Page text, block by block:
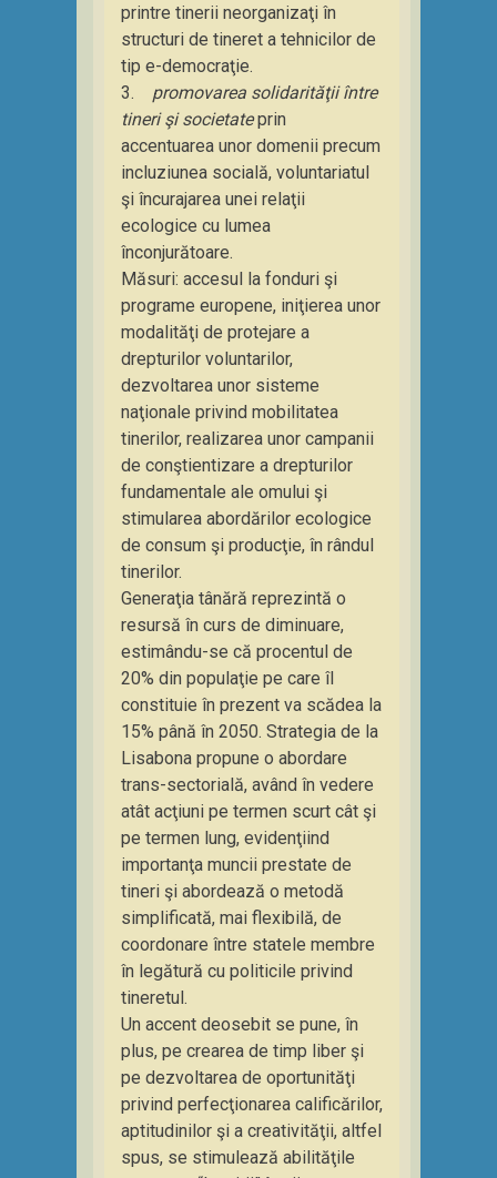
printre tinerii neorganizaţi în
structuri de tineret a tehnicilor de
tip e-democraţie.
3. promovarea solidarităţii între
tineri şi societateprin
accentuarea unor domenii precum
incluziunea socială, voluntariatul
şi încurajarea unei relaţii
ecologice cu lumea
înconjurătoare.
Măsuri: accesul la fonduri şi
programe europene, iniţierea unor
modalităţi de protejare a
drepturilor voluntarilor,
dezvoltarea unor sisteme
naţionale privind mobilitatea
tinerilor, realizarea unor campanii
de conştientizare a drepturilor
fundamentale ale omului şi
stimularea abordărilor ecologice
de consum şi producţie, în rândul
tinerilor.
Generaţia tânără reprezintă o
resursă în curs de diminuare,
estimându-se că procentul de
20% din populaţie pe care îl
constituie în prezent va scădea la
15% până în 2050. Strategia de la
Lisabona propune o abordare
trans-sectorială, având în vedere
atât acţiuni pe termen scurt cât şi
pe termen lung, evidenţiind
importanţa muncii prestate de
tineri şi abordează o metodă
simplificată, mai flexibilă, de
coordonare între statele membre
în legătură cu politicile privind
tineretul.
Un accent deosebit se pune, în
plus, pe crearea de timp liber şi
pe dezvoltarea de oportunităţi
privind perfecţionarea calificărilor,
aptitudinilor şi a creativităţii, altfel
spus, se stimulează abilităţile